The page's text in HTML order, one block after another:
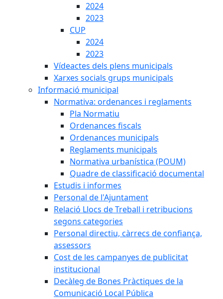
2024
2023
CUP
2024
2023
Vídeactes dels plens municipals
Xarxes socials grups municipals
Informació municipal
Normativa: ordenances i reglaments
Pla Normatiu
Ordenances fiscals
Ordenances municipals
Reglaments municipals
Normativa urbanística (POUM)
Quadre de classificació documental
Estudis i informes
Personal de l'Ajuntament
Relació Llocs de Treball i retribucions
segons categories
Personal directiu, càrrecs de confiança,
assessors
Cost de les campanyes de publicitat
institucional
Decàleg de Bones Pràctiques de la
Comunicació Local Pública